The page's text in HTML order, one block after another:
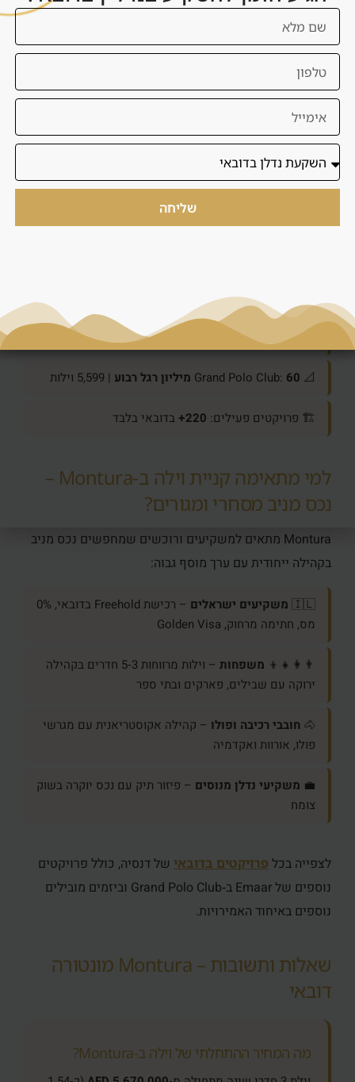
Properties
Emaar Propertiesהיא חברת הנדל"ן הגדולה והמובילה
עם שווי שוק של מעל16.8 מיליארד דולר
. Emaar היא
יבשות. שווי הנכסים בפיתוח עומד על96 מיליארד AED
עם
220+ פרויקטים
Resort הוא פרויקט הדגל החדש של Emaar – הגדול ביותר
ו‑5,599 וילות
6 יבשות
💰 שווי נכסים בפיתוח:
📐 Grand Polo Club: 60 מיליון רגל רבוע | 5,599 וילות
🏗️ פרויקטים פעילים: 220+ בדובאי בלבד
למי מתאימה קניית וילה ב‑Montura –
נכס מניב מסחרי ומגורים?
Montura מתאים למשקיעים ורוכשים שמחפשים נכס מניב
בקהילה ייחודית עם ערך מוסף גבוה:
🇮🇱 משקיעים ישראלים
– רכישת Freehold בדובאי, 0%
מס, חתימה מרחוק, Golden Visa
👨‍👩‍👧‍👦 משפחות
– וילות מרווחות 3‑5 חדרים בקהילה
ירוקה עם שבילים, פארקים ובתי ספר
🐴 חובבי רכיבה ופולו – קהילה אקוסטריאנית עם מגרשי
פולו, אורוות ואקדמיה
💼 משקיעי נדלן מנוסים – פיזור תיק עם נכס יוקרה בשוק
צומח
לצפייה בכל פרויקטים בדובאי של דנסיה, כולל פרויקטים
נוספים של Emaar ב‑Grand Polo Club וביזמים מובילים
נוספים באיחוד האמירויות.
שאלות ותשובות – Montura מונטורה
דובאי
מה המחיר ההתחלתי של וילה ב‑Montura?
שליחה